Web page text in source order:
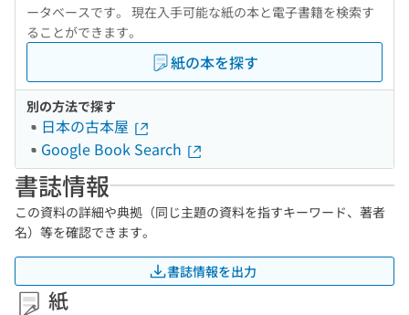
ータベースです。 現在入手可能な紙の本と電子書籍を検索す
ることができます。
紙の本を探す
別の方法で探す
日本の古本屋
Google Book Search
書誌情報
この資料の詳細や典拠（同じ主題の資料を指すキーワード、著者
名）等を確認できます。
書誌情報を出力
紙